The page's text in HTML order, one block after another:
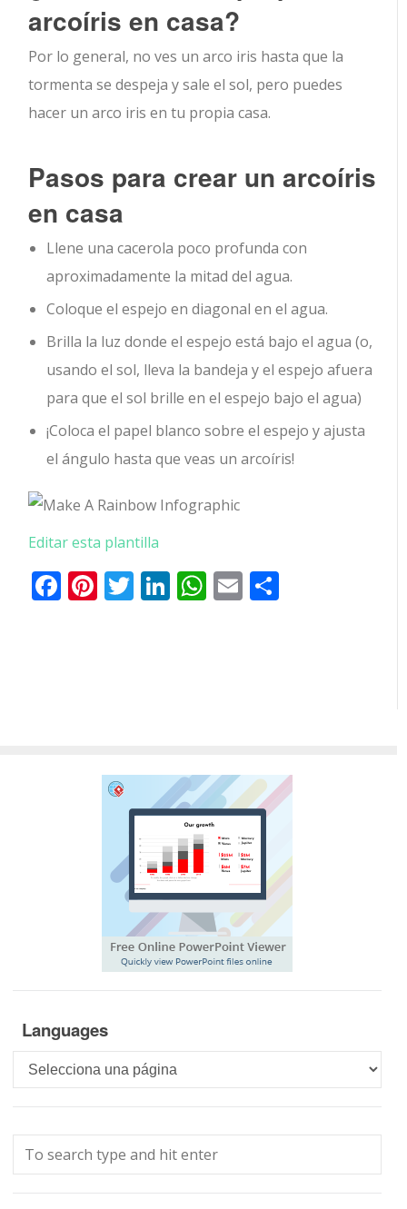
arcoíris en casa?
Por lo general, no ves un arco iris hasta que la
tormenta se despeja y sale el sol, pero puedes
hacer un arco iris en tu propia casa.
Pasos para crear un arcoíris
en casa
Llene una cacerola poco profunda con
aproximadamente la mitad del agua.
Coloque el espejo en diagonal en el agua.
Brilla la luz donde el espejo está bajo el agua (o,
usando el sol, lleva la bandeja y el espejo afuera
para que el sol brille en el espejo bajo el agua)
¡Coloca el papel blanco sobre el espejo y ajusta
el ángulo hasta que veas un arcoíris!
Editar esta plantilla
Facebook
Pinterest
Twitter
LinkedIn
WhatsApp
Email
Languages
Languages